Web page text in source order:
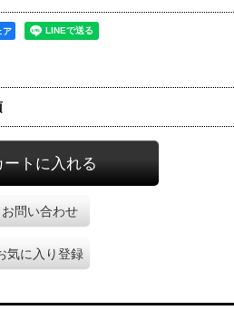
ア
ートに入れる
お問い合わせ
気に入り登録